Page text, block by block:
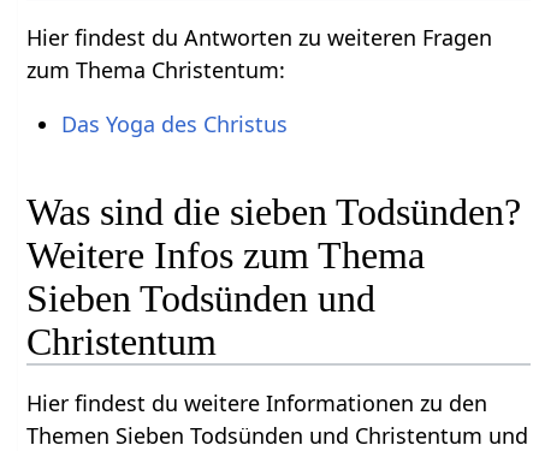
Hier findest du Antworten zu weiteren Fragen
zum Thema Christentum:
Das Yoga des Christus
Was sind die sieben Todsünden?
Weitere Infos zum Thema
Sieben Todsünden und
Christentum
Hier findest du weitere Informationen zu den
Themen Sieben Todsünden und Christentum und